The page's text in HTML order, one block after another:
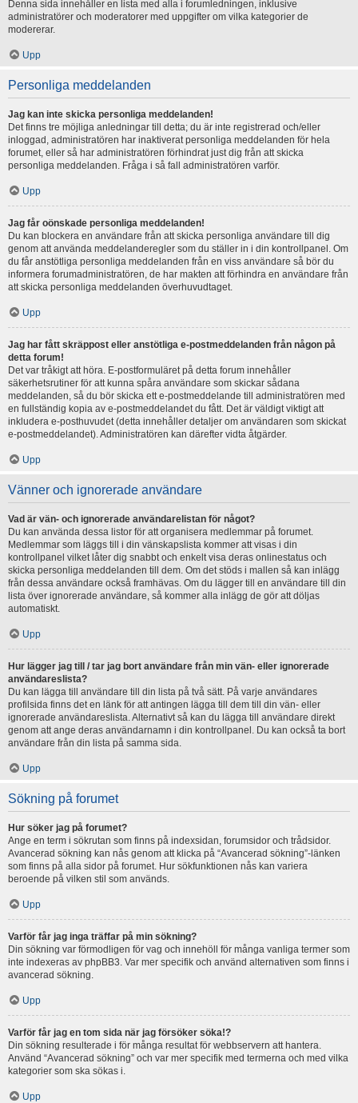
Denna sida innehåller en lista med alla i forumledningen, inklusive
administratörer och moderatorer med uppgifter om vilka kategorier de
modererar.
Upp
Personliga meddelanden
Jag kan inte skicka personliga meddelanden!
Det finns tre möjliga anledningar till detta; du är inte registrerad och/eller
inloggad, administratören har inaktiverat personliga meddelanden för hela
forumet, eller så har administratören förhindrat just dig från att skicka
personliga meddelanden. Fråga i så fall administratören varför.
Upp
Jag får oönskade personliga meddelanden!
Du kan blockera en användare från att skicka personliga användare till dig
genom att använda meddelanderegler som du ställer in i din kontrollpanel. Om
du får anstötliga personliga meddelanden från en viss användare så bör du
informera forumadministratören, de har makten att förhindra en användare från
att skicka personliga meddelanden överhuvudtaget.
Upp
Jag har fått skräppost eller anstötliga e-postmeddelanden från någon på
detta forum!
Det var tråkigt att höra. E-postformuläret på detta forum innehåller
säkerhetsrutiner för att kunna spåra användare som skickar sådana
meddelanden, så du bör skicka ett e-postmeddelande till administratören med
en fullständig kopia av e-postmeddelandet du fått. Det är väldigt viktigt att
inkludera e-posthuvudet (detta innehåller detaljer om användaren som skickat
e-postmeddelandet). Administratören kan därefter vidta åtgärder.
Upp
Vänner och ignorerade användare
Vad är vän- och ignorerade användarelistan för något?
Du kan använda dessa listor för att organisera medlemmar på forumet.
Medlemmar som läggs till i din vänskapslista kommer att visas i din
kontrollpanel vilket låter dig snabbt och enkelt visa deras onlinestatus och
skicka personliga meddelanden till dem. Om det stöds i mallen så kan inlägg
från dessa användare också framhävas. Om du lägger till en användare till din
lista över ignorerade användare, så kommer alla inlägg de gör att döljas
automatiskt.
Upp
Hur lägger jag till / tar jag bort användare från min vän- eller ignorerade
användareslista?
Du kan lägga till användare till din lista på två sätt. På varje användares
profilsida finns det en länk för att antingen lägga till dem till din vän- eller
ignorerade användareslista. Alternativt så kan du lägga till användare direkt
genom att ange deras användarnamn i din kontrollpanel. Du kan också ta bort
användare från din lista på samma sida.
Upp
Sökning på forumet
Hur söker jag på forumet?
Ange en term i sökrutan som finns på indexsidan, forumsidor och trådsidor.
Avancerad sökning kan nås genom att klicka på “Avancerad sökning”-länken
som finns på alla sidor på forumet. Hur sökfunktionen nås kan variera
beroende på vilken stil som används.
Upp
Varför får jag inga träffar på min sökning?
Din sökning var förmodligen för vag och innehöll för många vanliga termer som
inte indexeras av phpBB3. Var mer specifik och använd alternativen som finns i
avancerad sökning.
Upp
Varför får jag en tom sida när jag försöker söka!?
Din sökning resulterade i för många resultat för webbservern att hantera.
Använd “Avancerad sökning” och var mer specifik med termerna och med vilka
kategorier som ska sökas i.
Upp